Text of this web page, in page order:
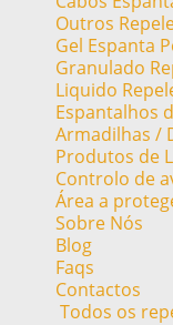
Outros
Gel Espanta
Granulado
Liquido
Espantalhos
Armadilhas /
Produtos de
Controlo de
Área a
Sobre Nós
Blog
Faqs
Contactos
Todos os